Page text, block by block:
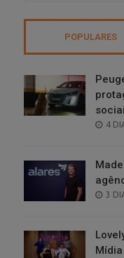
POPULARES
4
3
Mídia